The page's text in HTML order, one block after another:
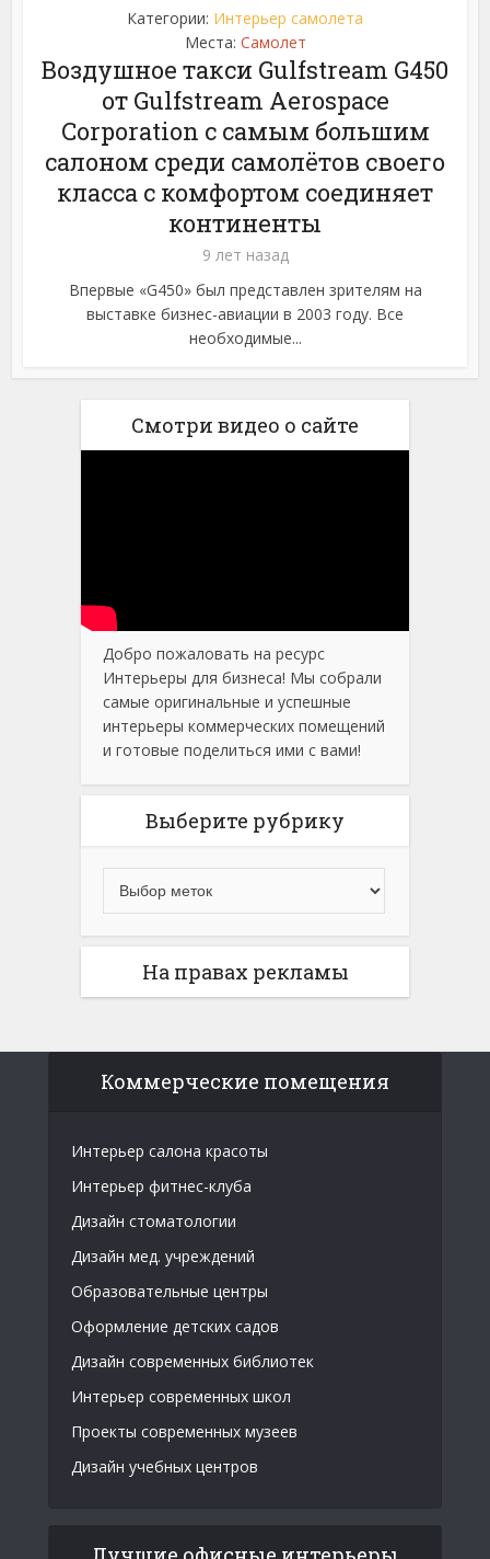
Категории: Интерьер самолета
Места: Самолет
Воздушное такси Gulfstream G450
от Gulfstream Aerospace
Corporation с самым большим
салоном среди самолётов своего
класса с комфортом соединяет
континенты
9 лет назад
Впервые «G450» был представлен зрителям на
выставке бизнес-авиации в 2003 году. Все
необходимые...
Смотри видео о сайте
Добро пожаловать на ресурс
Интерьеры для бизнеса! Мы собрали
самые оригинальные и успешные
интерьеры коммерческих помещений
и готовые поделиться ими с вами!
Выберите рубрику
На правах рекламы
Коммерческие помещения
Интерьер салона красоты
Интерьер фитнес-клуба
Дизайн стоматологии
Дизайн мед. учреждений
Образовательные центры
Оформление детских садов
Дизайн современных библиотек
Интерьер современных школ
Проекты современных музеев
Дизайн учебных центров